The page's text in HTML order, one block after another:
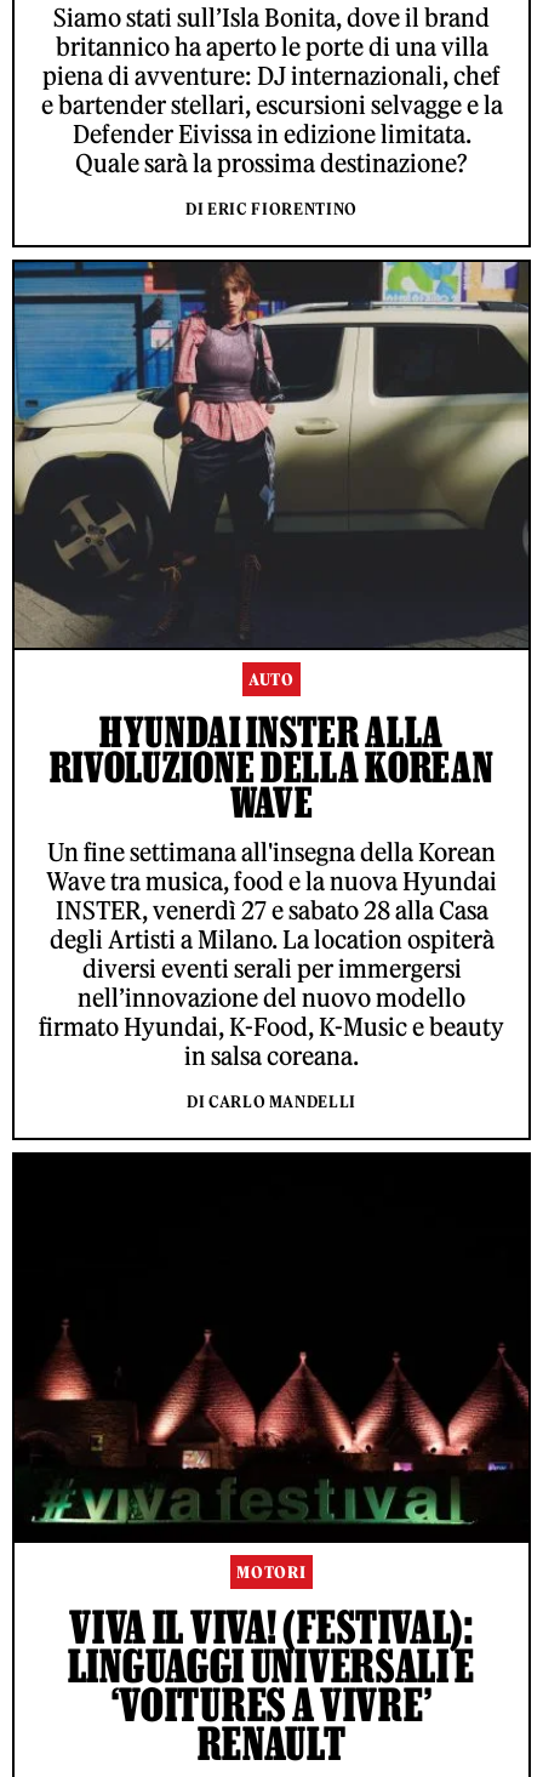
Siamo stati sull’Isla Bonita, dove il brand
britannico ha aperto le porte di una villa
piena di avventure: DJ internazionali, chef
e bartender stellari, escursioni selvagge e la
Defender Eivissa in edizione limitata.
Quale sarà la prossima destinazione?
DI ERIC FIORENTINO
AUTO
HYUNDAI INSTER ALLA
RIVOLUZIONE DELLA KOREAN
WAVE
Un fine settimana all'insegna della Korean
Wave tra musica, food e la nuova Hyundai
INSTER, venerdì 27 e sabato 28 alla Casa
degli Artisti a Milano. La location ospiterà
diversi eventi serali per immergersi
nell’innovazione del nuovo modello
firmato Hyundai, K-Food, K-Music e beauty
in salsa coreana.
DI CARLO MANDELLI
MOTORI
VIVA IL VIVA! (FESTIVAL):
LINGUAGGI UNIVERSALI E
‘VOITURES A VIVRE’
RENAULT